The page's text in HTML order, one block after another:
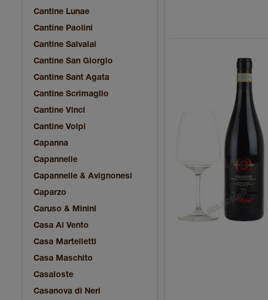
Cantine Lunae
Cantine Paolini
Cantine Salvalai
Cantine San Giorgio
Cantine Sant Agata
Cantine Scrimaglio
Cantine Vinci
Cantine Volpi
Capanna
Capannelle
Capannelle & Avignonesi
Caparzo
Caruso & Minini
Casa Al Vento
Casa Martelletti
Casa Maschito
Casaloste
Casanova di Neri